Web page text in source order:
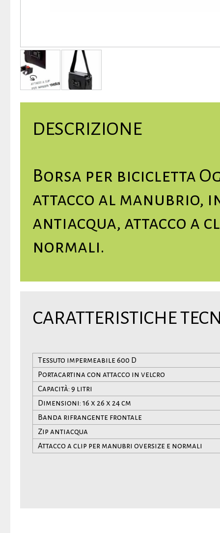
DESCRIZIONE
Borsa per bicicletta
attacco al manubrio,
antiacqua, attacco a
normali.
CARATTERISTICHE
Tessuto impermeabile 600 D
Portacartina con attacco in velcro
Capacità: 9 litri
Dimensioni: 16 x 26 x 24 cm
Banda rifrangente frontale
Zip antiacqua
Attacco a clip per manubri oversize e normali